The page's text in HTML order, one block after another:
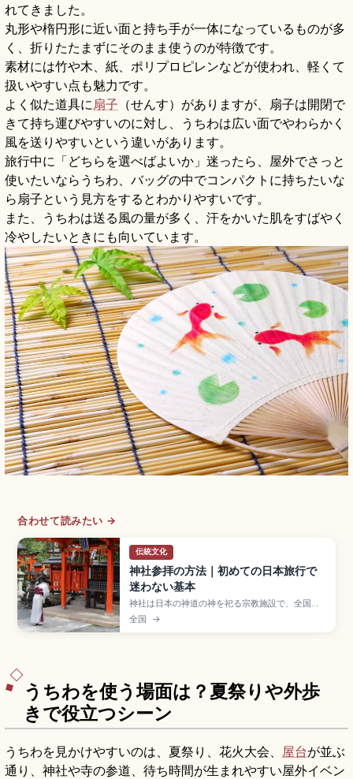
れてきました。
丸形や楕円形に近い面と持ち手が一体になっているものが多
く、折りたたまずにそのまま使うのが特徴です。
素材には竹や木、紙、ポリプロピレンなどが使われ、軽くて
扱いやすい点も魅力です。
よく似た道具に 扇子 （せんす）がありますが、扇子は開閉で
きて持ち運びやすいのに対し、うちわは広い面でやわらかく
風を送りやすいという違いがあります。
旅行中に「どちらを選べばよいか」迷ったら、屋外でさっと
使いたいならうちわ、バッグの中でコンパクトに持ちたいな
ら扇子という見方をするとわかりやすいです。
また、うちわは送る風の量が多く、汗をかいた肌をすばやく
冷やしたいときにも向いています。
合わせて読みたい →
伝統文化
神社参拝の方法｜初めての日本旅行で
迷わない基本
神社は日本の神道の神を祀る宗教施設で、全国に
約8万社あるとされる。参拝の基本は「鳥居をくぐ
る→手水舎で清める→拝殿で参拝」の3ステップ。
全国 →
うちわを使う場面は？夏祭りや外歩
きで役立つシーン
うちわを見かけやすいのは、夏祭り、花火大会、 屋台が並ぶ
通り、神社や寺の参道、待ち時間が生まれやすい屋外イベン